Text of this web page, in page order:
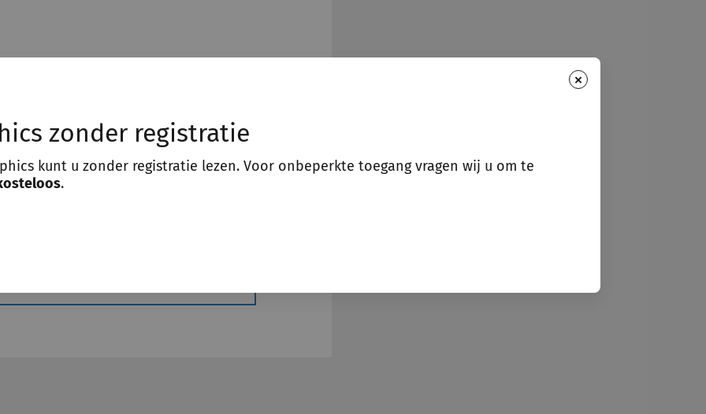
×
zonder registratie
kunt u zonder registratie lezen. Voor onbeperkte toegang vragen wij u om te
.
Als een cliënt
en moeten ze worden ingezet
regelmatig dat crypto ‘vergeten’
voor geregistreerde gebruikers.